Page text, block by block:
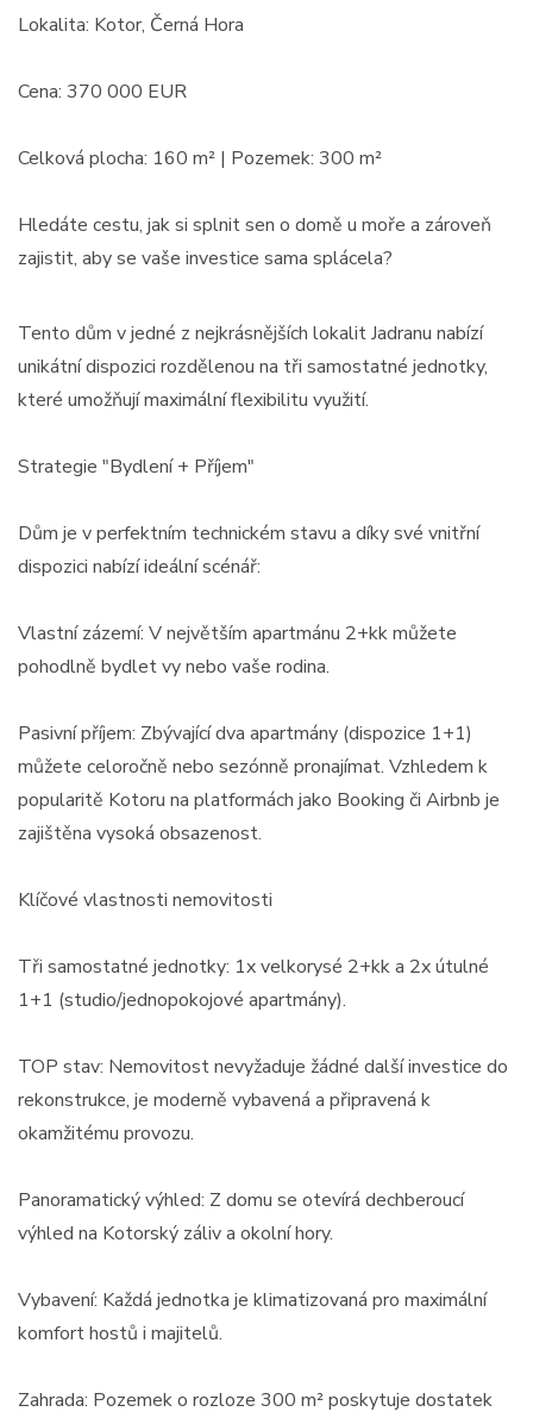
Lokalita: Kotor, Černá Hora
Cena: 370 000 EUR
Celková plocha: 160 m² | Pozemek: 300 m²
Hledáte cestu, jak si splnit sen o domě u moře a zároveň
zajistit, aby se vaše investice sama splácela?
Tento dům v jedné z nejkrásnějších lokalit Jadranu nabízí
unikátní dispozici rozdělenou na tři samostatné jednotky,
které umožňují maximální flexibilitu využití.
Strategie "Bydlení + Příjem"
Dům je v perfektním technickém stavu a díky své vnitřní
dispozici nabízí ideální scénář:
Vlastní zázemí: V největším apartmánu 2+kk můžete
pohodlně bydlet vy nebo vaše rodina.
Pasivní příjem: Zbývající dva apartmány (dispozice 1+1)
můžete celoročně nebo sezónně pronajímat. Vzhledem k
popularitě Kotoru na platformách jako Booking či Airbnb je
zajištěna vysoká obsazenost.
Klíčové vlastnosti nemovitosti
Tři samostatné jednotky: 1x velkorysé 2+kk a 2x útulné
1+1 (studio/jednopokojové apartmány).
TOP stav: Nemovitost nevyžaduje žádné další investice do
rekonstrukce, je moderně vybavená a připravená k
okamžitému provozu.
Panoramatický výhled: Z domu se otevírá dechberoucí
výhled na Kotorský záliv a okolní hory.
Vybavení: Každá jednotka je klimatizovaná pro maximální
komfort hostů i majitelů.
Zahrada: Pozemek o rozloze 300 m² poskytuje dostatek